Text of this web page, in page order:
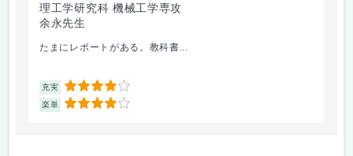
理工学研究科 機械工学専攻
余永先生
たまにレポートがある。教科書...
充実 4
楽単 4